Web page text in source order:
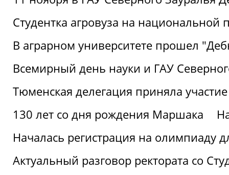
Студентка агровуза на национальной
В аграрном университете прошел
Всемирный день науки и ГАУ
Тюменская делегация приняла
130 лет со дня рождения Маршака
Началась регистрация на олимпиаду
Актуальный разговор ректората со